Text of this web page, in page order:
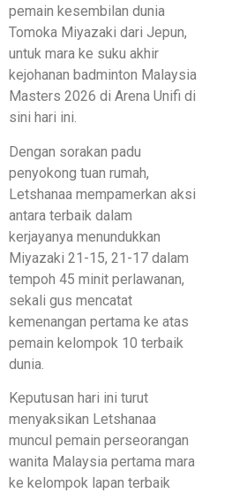
pemain kesembilan dunia
Tomoka Miyazaki dari Jepun,
untuk mara ke suku akhir
kejohanan badminton Malaysia
Masters 2026 di Arena Unifi di
sini hari ini.
Dengan sorakan padu
penyokong tuan rumah,
Letshanaa mempamerkan aksi
antara terbaik dalam
kerjayanya menundukkan
Miyazaki 21-15, 21-17 dalam
tempoh 45 minit perlawanan,
sekali gus mencatat
kemenangan pertama ke atas
pemain kelompok 10 terbaik
dunia.
Keputusan hari ini turut
menyaksikan Letshanaa
muncul pemain perseorangan
wanita Malaysia pertama mara
ke kelompok lapan terbaik